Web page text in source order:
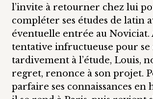
l’invite à retourner chez lui
compléter ses études de latin
éventuelle entrée au Noviciat.
tentative infructueuse pour
tardivement à l’étude, Louis,
regret, renonce à son projet.
parfaire ses connaissances en